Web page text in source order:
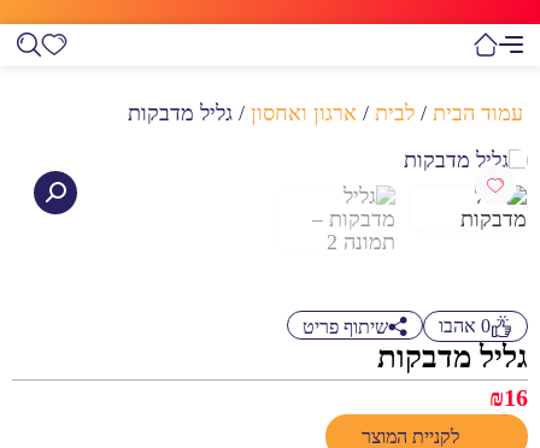
עמוד הבית / לבית / ארגון ואחסון / גליל מדבקות
0 אהבו שיתוף פריט
גליל מדבקות
₪16
לקניית המוצר